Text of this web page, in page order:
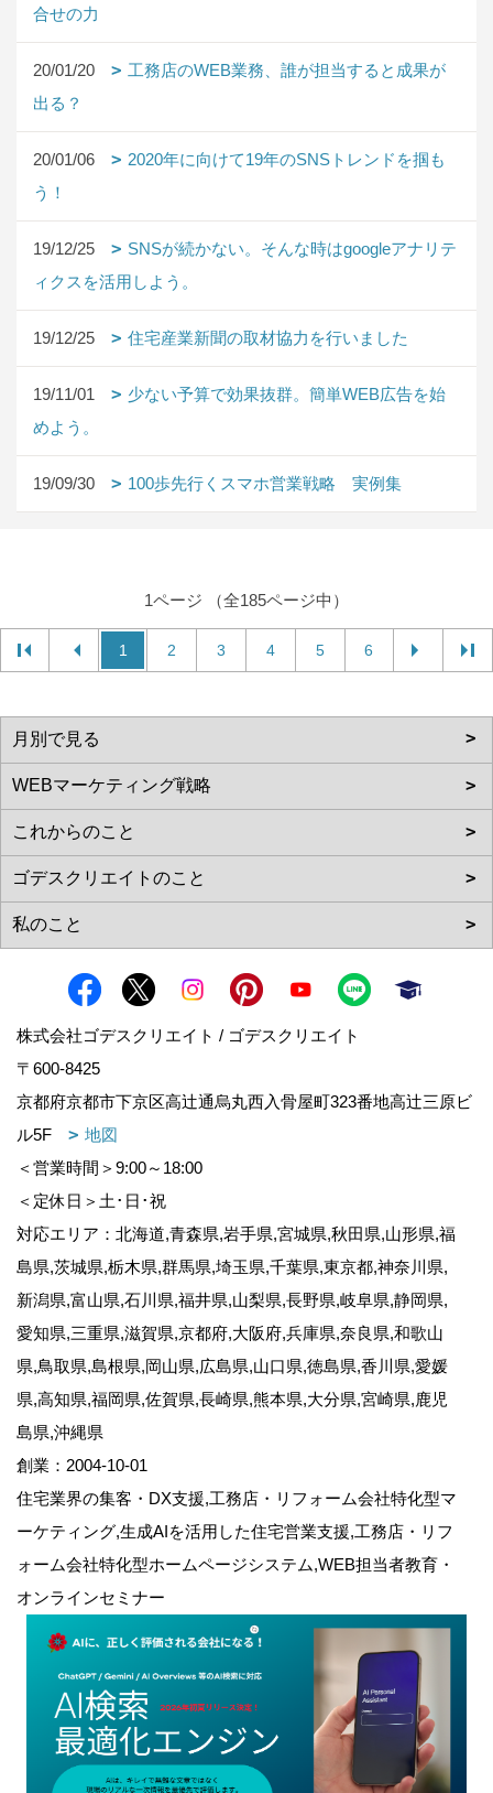
合せの力
20/01/20
工務店のWEB業務、誰が担当すると成果が
出る？
20/01/06
2020年に向けて19年のSNSトレンドを掴も
う！
19/12/25
SNSが続かない。そんな時はgoogleアナリテ
ィクスを活用しよう。
19/12/25 住宅産業新聞の取材協力を行いました
19/11/01
少ない予算で効果抜群。簡単WEB広告を始
めよう。
19/09/30 100歩先行くスマホ営業戦略 実例集
1ページ （全185ページ中）
1 2 3 4 5 6
株式会社ゴデスクリエイト / ゴデスクリエイト
〒600-8425
京都府京都市下京区高辻通烏丸西入骨屋町323番地高辻三原ビ
ル5F
地図
＜営業時間＞9:00～18:00
＜定休日＞土･日･祝
対応エリア：北海道,青森県,岩手県,宮城県,秋田県,山形県,福
島県,茨城県,栃木県,群馬県,埼玉県,千葉県,東京都,神奈川県,
新潟県,富山県,石川県,福井県,山梨県,長野県,岐阜県,静岡県,
愛知県,三重県,滋賀県,京都府,大阪府,兵庫県,奈良県,和歌山
県,鳥取県,島根県,岡山県,広島県,山口県,徳島県,香川県,愛媛
県,高知県,福岡県,佐賀県,長崎県,熊本県,大分県,宮崎県,鹿児
島県,沖縄県
創業：2004-10-01
住宅業界の集客・DX支援,工務店・リフォーム会社特化型マ
ーケティング,生成AIを活用した住宅営業支援,工務店・リフ
ォーム会社特化型ホームページシステム,WEB担当者教育・
オンラインセミナー